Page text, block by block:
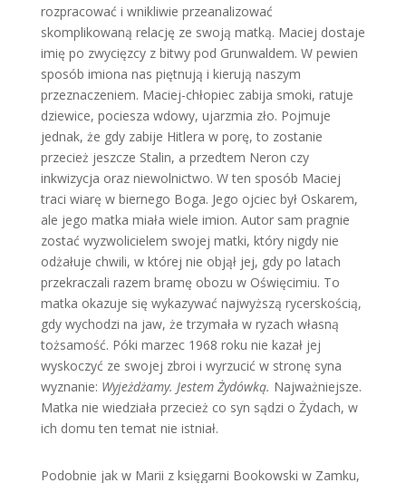
rozpracować i wnikliwie przeanalizować
skomplikowaną relację ze swoją matką. Maciej dostaje
imię po zwycięzcy z bitwy pod Grunwaldem. W pewien
sposób imiona nas piętnują i kierują naszym
przeznaczeniem. Maciej-chłopiec zabija smoki, ratuje
dziewice, pociesza wdowy, ujarzmia zło. Pojmuje
jednak, że gdy zabije Hitlera w porę, to zostanie
przecież jeszcze Stalin, a przedtem Neron czy
inkwizycja oraz niewolnictwo. W ten sposób Maciej
traci wiarę w biernego Boga. Jego ojciec był Oskarem,
ale jego matka miała wiele imion. Autor sam pragnie
zostać wyzwolicielem swojej matki, który nigdy nie
odżałuje chwili, w której nie objął jej, gdy po latach
przekraczali razem bramę obozu w Oświęcimiu. To
matka okazuje się wykazywać najwyższą rycerskością,
gdy wychodzi na jaw, że trzymała w ryzach własną
tożsamość. Póki marzec 1968 roku nie kazał jej
wyskoczyć ze swojej zbroi i wyrzucić w stronę syna
wyznanie: Wyjeżdżamy. Jestem Żydówką. Najważniejsze.
Matka nie wiedziała przecież co syn sądzi o Żydach, w
ich domu ten temat nie istniał.
Podobnie jak w Marii z księgarni Bookowski w Zamku,